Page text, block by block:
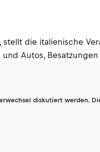
die italienische
Autos,
diskutiert werden.